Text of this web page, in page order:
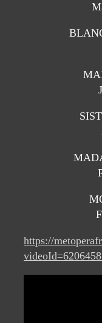
https://